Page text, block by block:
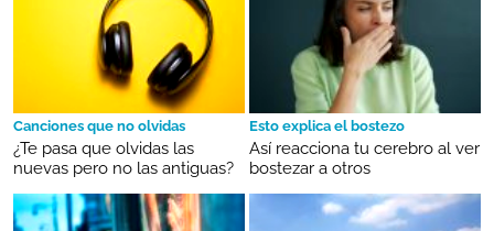
Canciones que no olvidas
¿Te pasa que olvidas las
nuevas pero no las antiguas?
Esto explica el bostezo
Así reacciona tu cerebro al ver
bostezar a otros